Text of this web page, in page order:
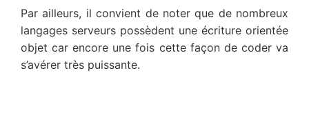
Par ailleurs, il convient de noter que de nombreux
langages serveurs possèdent une écriture orientée
objet car encore une fois cette façon de coder va
s’avérer très puissante.